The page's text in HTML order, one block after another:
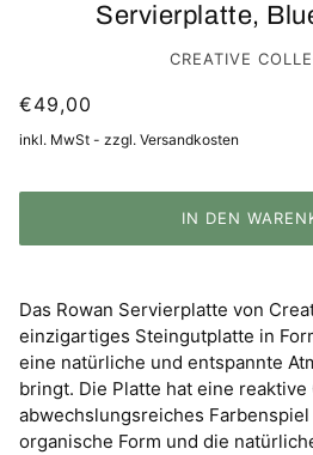
Servierplatte,
CREATIVE
€49,00
inkl. MwSt - zzgl. Versandkosten
IN DEN
Das Rowan Servierplatte von
einzigartiges Steingutplatte in
eine natürliche und entspannte
bringt. Die Platte hat eine reaktive
abwechslungsreiches
organische Form und die